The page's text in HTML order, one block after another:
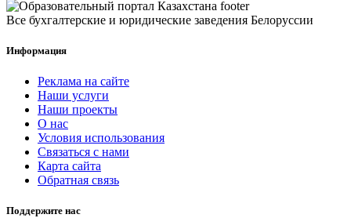
Все бухгалтерские и юридические заведения Белоруссии
Информация
Реклама на сайте
Наши услуги
Наши проекты
О нас
Условия использования
Связаться с нами
Карта сайта
Обратная связь
Поддержите нас